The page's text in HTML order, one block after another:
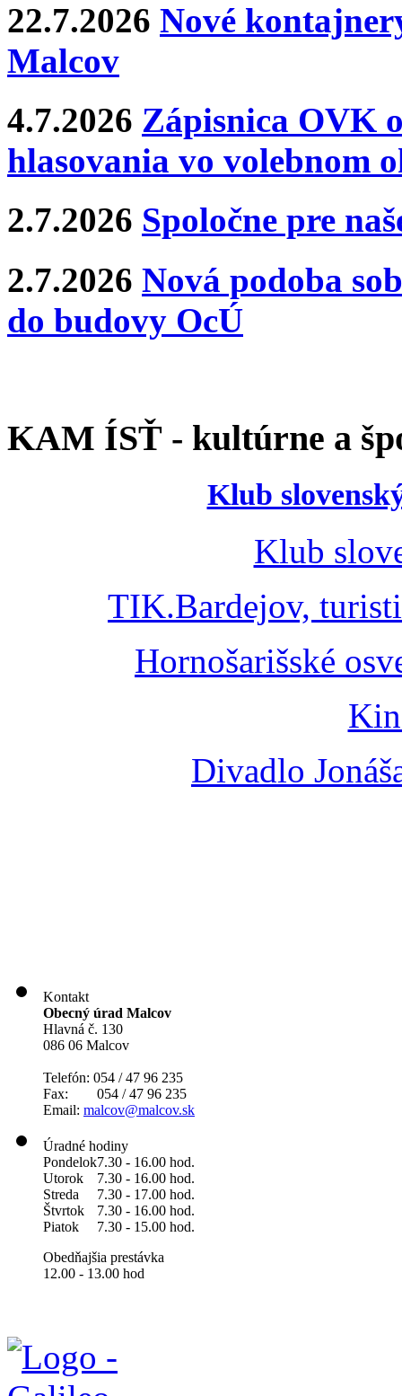
22.7.2026 Nové
Malcov
4.7.2026 Zápisnica OVK
hlasovania vo volebnom
2.7.2026 Spoločne pre
2.7.2026 Nová podoba
do budovy OcÚ
KAM ÍSŤ - kultúrne a
Klub
Klub
TIK.Bardejov,
Hornošarišské
Divadlo
Kontakt
Obecný úrad Malcov
Hlavná č. 130
086 06 Malcov
Telefón: 054 / 47 96 235
Fax: 054 / 47 96 235
Email: malcov@malcov.sk
Úradné hodiny
Pondelok7.30 - 16.00 hod.
Utorok
7.30 - 16.00 hod.
Streda
7.30 - 17.00 hod.
Štvrtok
7.30 - 16.00 hod.
Piatok
7.30 - 15.00 hod.
Obedňajšia prestávka
12.00 - 13.00 hod